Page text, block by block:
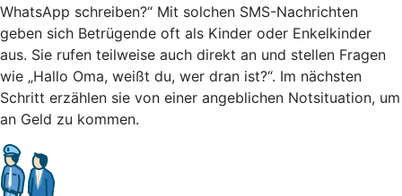
WhatsApp schreiben?“ Mit solchen SMS-Nachrichten
geben sich Betrügende oft als Kinder oder Enkelkinder
aus. Sie rufen teilweise auch direkt an und stellen Fragen
wie „Hallo Oma, weißt du, wer dran ist?“. Im nächsten
Schritt erzählen sie von einer angeblichen Notsituation, um
an Geld zu kommen.